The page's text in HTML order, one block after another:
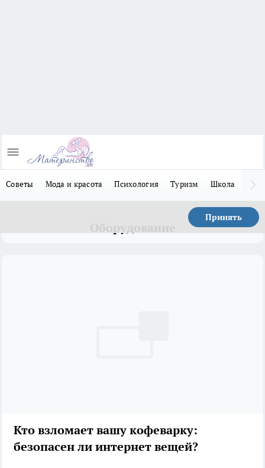
Советы Мода и красота Психология Туризм Школа
Принять
Кто взломает вашу кофеварку:
безопасен ли интернет вещей?